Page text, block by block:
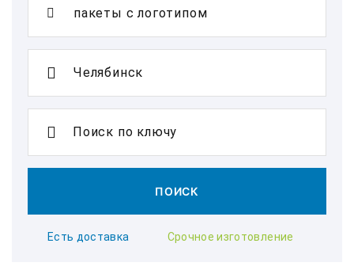
Поиск по ключу
ПОИСК
Есть доставка Срочное изготовление